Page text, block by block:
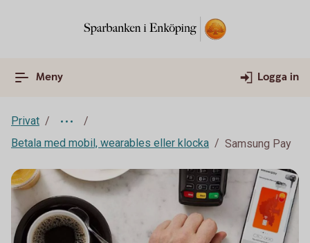
Meny Logga in
Privat
Betala med mobil, wearables eller klocka
Samsung Pay